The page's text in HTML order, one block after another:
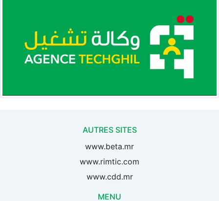
AUTRES SITES
www.beta.mr
www.rimtic.com
www.cdd.mr
MENU